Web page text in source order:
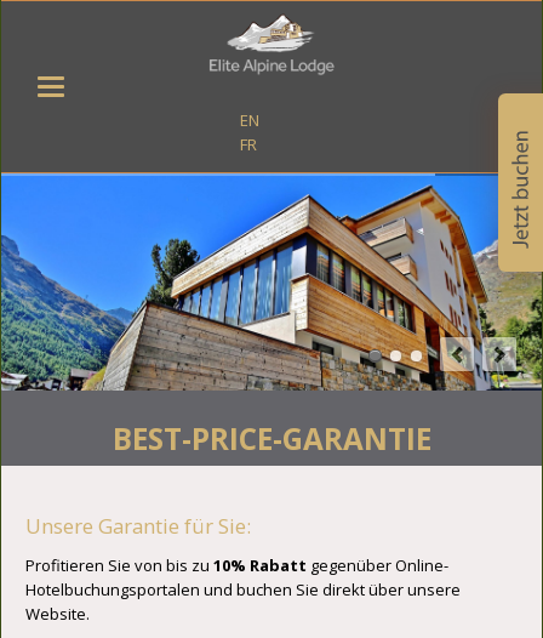
EN
FR
BEST-PRICE-GARANTIE
Unsere Garantie für Sie:
Profitieren Sie von bis zu 10% Rabatt gegenüber Online-
Hotelbuchungsportalen und buchen Sie direkt über unsere
Website.